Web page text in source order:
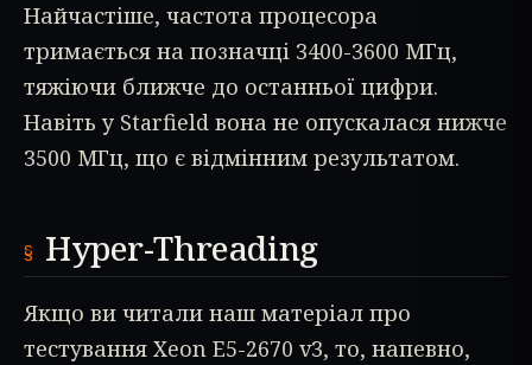
Найчастіше, частота процесора
тримається на позначці 3400-3600 МГц,
тяжіючи ближче до останньої цифри.
Навіть у Starfield вона не опускалася нижче
3500 МГц, що є відмінним результатом.
Hyper-Threading
Якщо ви читали наш матеріал про
тестування Xeon E5-2670 v3, то, напевно,